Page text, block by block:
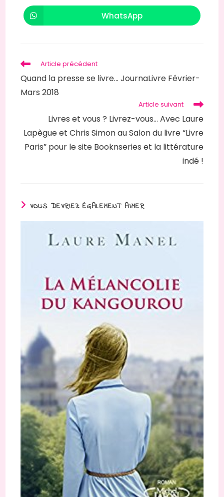
une une
Ouvrir
dans
WhatsApp
Read
more
articles
Article précédent
Quand la presse se livre… JournaLivre Février-
Mars 2018
Article suivant
Livres et vous ? Livrez-vous… Avec Laure
Lapègue et Chris Simon au Salon du livre “Livre
Paris” pour le site Booknseries et la littérature
indé !
VOUS DEVRIEZ ÉGALEMENT AIMER